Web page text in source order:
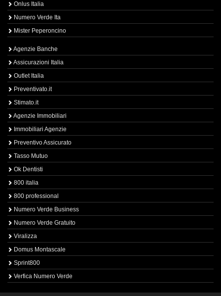
Onlus Italia
Numero Verde Ita
Mister Peperoncino
Agenzie Banche
Assicurazioni Italia
Outlet Italia
Preventivato.it
Stimato.it
Agenzie Immobiliari
Immobiliari Agenzie
Preventivo Assicurato
Tasso Mutuo
Ok Dentisti
800 italia
800 professional
Numero Verde Business
Numero Verde Gratuito
Viralizza
Domus Montascale
Sprint800
Verfica Numero Verde